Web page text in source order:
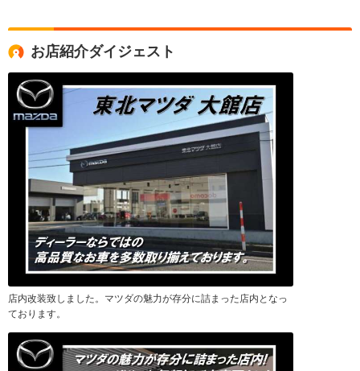
お店紹介ダイジェスト
店内改装致しました。マツダの魅力が存分に詰まった店内となっ
ております。